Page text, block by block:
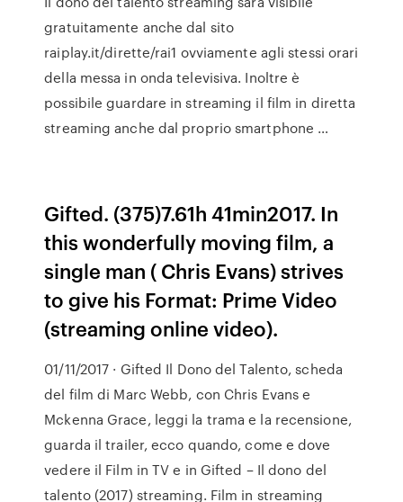
gratuitamente anche dal sito
raiplay.it/dirette/rai1 ovviamente agli stessi orari
della messa in onda televisiva. Inoltre è
possibile guardare in streaming il film in diretta
streaming anche dal proprio smartphone …
Gifted. (375)7.61h 41min2017. In
this wonderfully moving film, a
single man ( Chris Evans) strives
to give his Format: Prime Video
(streaming online video).
01/11/2017 · Gifted Il Dono del Talento, scheda
del film di Marc Webb, con Chris Evans e
Mckenna Grace, leggi la trama e la recensione,
guarda il trailer, ecco quando, come e dove
vedere il Film in TV e in Gifted – Il dono del
talento (2017) streaming. Film in streaming